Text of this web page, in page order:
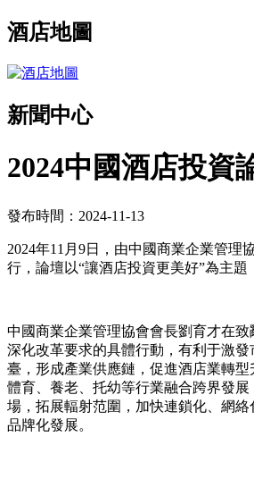
酒店地圖
新聞中心
2024中國酒店投資
發布時間：2024-11-13
2024年11月9日，由中國商業企業管
行，論壇以“讓酒店投資更美好”為主
中國商業企業管理協會會長劉育才在
深化改革要求的具體行動，有利于激
臺，形成產業供應鏈，促進酒店業轉
體育、養老、托幼等行業融合跨界發
場，拓展輻射范圍，加快連鎖化、網
品牌化發展。